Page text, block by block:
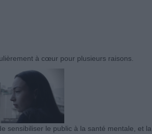
à cœur pour plusieurs raisons.
sensibiliser le public à la santé mentale, et la